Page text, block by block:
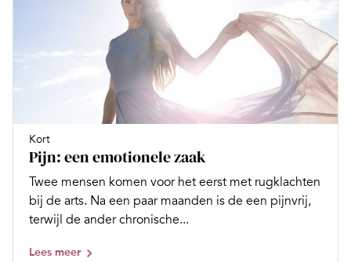
Kort
Pijn: een emotionele zaak
Twee mensen komen voor het eerst met rugklachten
bij de arts. Na een paar maanden is de een pijnvrij,
terwijl de ander chronische...
Lees meer